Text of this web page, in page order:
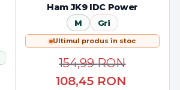
Ham JK9 IDC Power
M Gri
Ultimul produs în stoc
108,45 RON
154,99RON